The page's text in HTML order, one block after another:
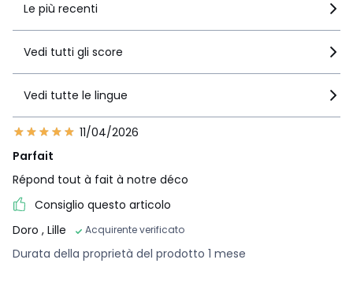
Le più recenti
Vedi tutti gli score
Vedi tutte le lingue
11/04/2026
Parfait
Répond tout à fait à notre déco
Consiglio questo articolo
Doro , Lille Acquirente verificato
Durata della proprietà del prodotto 1 mese